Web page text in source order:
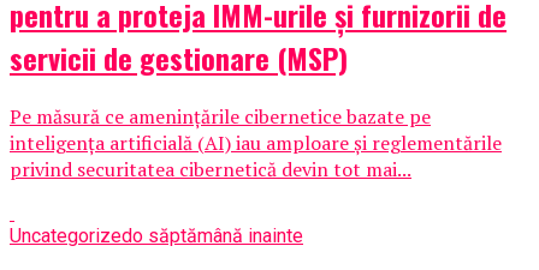
pentru a proteja IMM-urile și furnizorii de
servicii de gestionare (MSP)
Pe măsură ce amenințările cibernetice bazate pe
inteligența artificială (AI) iau amploare și reglementările
privind securitatea cibernetică devin tot mai...
Uncategorizedo săptămână inainte